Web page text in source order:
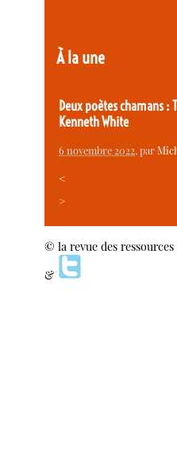
À la une
Deux poètes chamans :
Kenneth White
6 novembre 2022, par
<
>
© la revue des
&